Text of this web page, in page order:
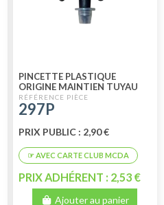
PINCETTE PLASTIQUE
ORIGINE MAINTIEN TUYAU
ESSENCE - TUYAU FREIN
297P
PRIX PUBLIC : 2,90 €
PRIX ADHÉRENT : 2,53 €
Ajouter au panier